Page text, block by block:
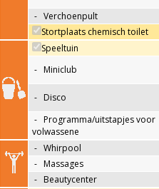
- Verchoenpult
Stortplaats chemisch toilet
Speeltuin
- Miniclub
- Disco
- Programma/uitstapjes voor
volwassene
- Whirpool
- Massages
- Beautycenter